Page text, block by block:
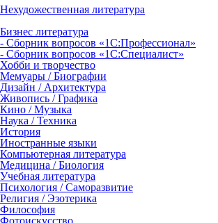
Нехудожественная литература
Бизнес литература
- Сборник вопросов «1С:Профессионал»
- Сборник вопросов «1С:Специалист»
Хобби и творчество
Мемуары / Биографии
Дизайн / Архитектура
Живопись / Графика
Кино / Музыка
Наука / Техника
История
Иностранные языки
Компьютерная литература
Медицина / Биология
Учебная литература
Психология / Саморазвитие
Религия / Эзотерика
Философия